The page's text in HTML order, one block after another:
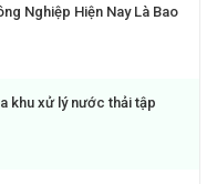
Nghiệp Hiện Nay Là Bao
khu xử lý nước thải tập